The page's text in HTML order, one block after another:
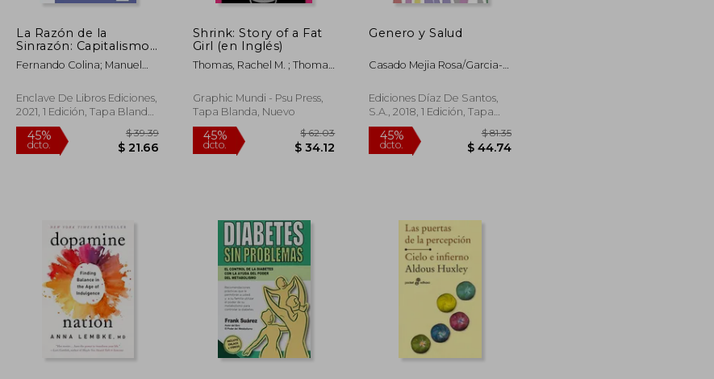
La Razón de la
Sinrazón: Capitalismo,
Subjetividad, Violencia:
2 (Lineas de Fuga)
Fernando Colina; Manuel
Pere&Ntilde;A
Enclave De Libros Ediciones,
2021, 1 Edición, Tapa Blanda,
Nuevo
45%
dcto.
Shrink: Story of a Fat
Girl (en Inglés)
Thomas, Rachel M. ; Thomas,
Graphic Mundi - Psu Press,
Tapa Blanda, Nuevo
45%
dcto.
$ 62.03
$ 34.12
Genero y Salud
Casado Mejia Rosa/Garcia-
Ediciones Díaz De Santos,
S.A., 2018, 1 Edición, Tapa
Blanda, Nuevo
45%
dcto.